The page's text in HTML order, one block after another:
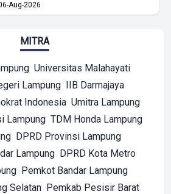
Aug-2026
MITRA
Universitas Malahayati
Lampung IIB Darmajaya
Indonesia Umitra Lampung
Lampung TDM Honda Lampung
DPRD Provinsi Lampung
Lampung DPRD Kota Metro
Pemkot Bandar Lampung
Selatan Pemkab Pesisir Barat